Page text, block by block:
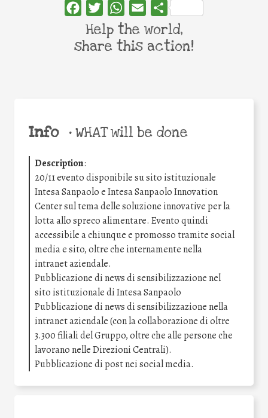
Info •WHAT will be done
Description:
20/11 evento disponibile su sito istituzionale
Intesa Sanpaolo e Intesa Sanpaolo Innovation
Center sul tema delle soluzione innovative per la
lotta allo spreco alimentare. Evento quindi
accessibile a chiunque e promosso tramite social
media e sito, oltre che internamente nella
intranet aziendale.
Pubblicazione di news di sensibilizzazione nel
sito istituzionale di Intesa Sanpaolo
Pubblicazione di news di sensibilizzazione nella
intranet aziendale (con la collaborazione di oltre
3.300 filiali del Gruppo, oltre che alle persone che
lavorano nelle Direzioni Centrali).
Pubblicazione di post nei social media.
FacebookTwitterWhatsApp
Email Share
Help the world,
share this action!